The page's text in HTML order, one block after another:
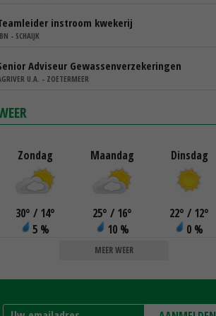
instroom kwekerij
- SCHAIJK
Adviseur Gewassenverzekeringen
U.A. - ZOETERMEER
Zondag
30° / 14°
5 %
Maandag
25° / 16°
10 %
Dinsdag
22° / 12°
0 %
MEER WEER